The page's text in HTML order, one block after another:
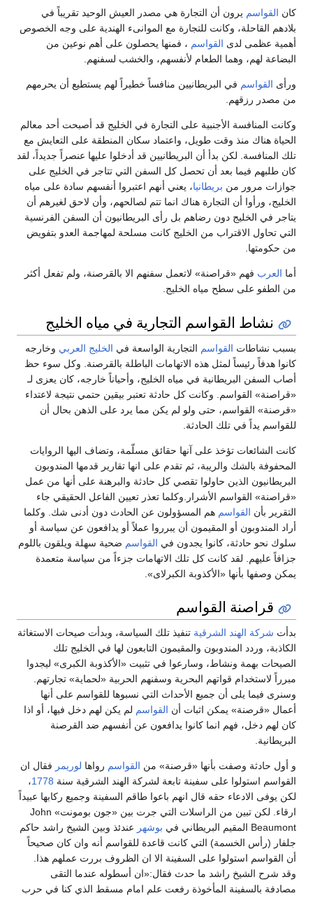
كان القواسم يرون أن التجارة هي مصدر العيش الوحيد تقريباً في
بلادهم القاحلة، وكانت للتجارة مع الموانىء الهندية على وجه الخصوص
أهمية عظمى لدى القواسم ، فمنها يحصلون على أهم نوعين من
البضاعة لهم، وهما الطعام لأنفسهم، والخشب لسفنهم.
ورأى القواسم في البريطانيين منافساً خطيراً لهم يستطيع أن يحرمهم
من مصدر رزقهم.
وكانت المنافسة الأجنبية على التجارة في الخليج قد أصبحت أحد معالم
الحياة هناك منذ وقت طويل، واعتماد سكان المنطقة على التعايش مع
تلك المنافسة. لكن بدأ أن البريطانيين قد أدخلوا عليها عنصراً جديداً، لقد
كان طلبهم فيما بعد أن تحصل كل السفن التي تتاجر في الخليج على
جوازات مرور من بريطانيا، يعني أنهم اعتبروا أنفسهم سادة على مياه
الخليج، ورأوا أن التجارة هناك انما تتم لصالحهم، وأن لاحق لغيرهم أن
يتاجر في الخليج دون رضاهم بل رأى البريطانيون أن السفن الفرنسية
التي تحاول الاقتراب من الخليج كانت مسلحة لمهاجمة العدو بتفويض
من حكومتها.
أما العرب فهم «قراصنة» لاتعمل سفنهم الا بالقرصنة، ولم تفعل أكثر
من الطفو على سطح مياه الخليج.
نشاط القواسم التجارية في مياه الخليج
بسبب نشاطات القواسم التجارية الواسعة في الخليج العربي وخارجه
كانوا هدفاً رئيساً لمثل هذه الاتهامات الباطلة بالقرصنة. وكل سوء حظ
أصاب السفن البريطانية في مياه الخليج، وأحياناً خارجه، كان يعزى لـ
«قراصنة» القواسم. وكانت كل حادثة تعتبر بيقين حتمي نتيجة لاعتداء
«قرصنة» القواسم، حتى ولو لم يكن مما يرد على الذهن بحال أن
للقواسم يداً في تلك الحادثة.
كانت الشائعات تؤخذ على آنها حقائق مسلّمة، وتضاف اليها الروايات
المحفوفة بالشك والريبة، ثم تقدم على انها تقارير قدمها المندوبون
البريطانيون الذين حاولوا تقصي كل حادثة والبرهنة على أنها من عمل
«قراصنة» القواسم الأشرار.وكلما تعذر تعيين الفاعل الحقيقي جاء
التقرير بأن القواسم هم المسؤولون عن الحادث دون أدنى شك. وكلما
أراد المندوبون أو المقيمون أن يبرروا عملاً أو يدافعون عن سياسة أو
سلوك نحو حادثة، كانوا يجدون في القواسم ضحية سهلة ويلقون باللوم
جزافاً عليهم. لقد كانت كل تلك الاتهامات جزءاً من سياسة متعمدة
يمكن وصفها بأنها «الأكذوبة الكبرلاى».
قراصنة القواسم
بدأت شركة الهند الشرقية تنفيذ تلك السياسة، وبدأت صيحات الاستغاثة
الكاذبة، وردد المندوبون والمقيمون التابعون لها في الخليج تلك
الصيحات بهمة ونشاط، وسارعوا في تثبيت «الأكذوبة الكبرى» ليجدوا
مبرراً لاستخدام قواتهم البحرية وسفنهم الحربية «لحماية» تجارتهم.
وسنرى فيما يلى أن جميع الأحداث التي نسبوها للقواسم على أنها
أعمال «قرصنة» يمكن اثبات أن القواسم لم يكن لهم دخل فيها، أو اذا
كان لهم دخل، فهم انما كانوا يدافعون عن أنفسهم ضد القرصنة
البريطانية.
و أول حادثة وصفت بأنها «قرصنة» من القواسم رواها لوريمر فقال ان
القواسم استولوا على سفينة تابعة لشركة الهند الشرقية سنة 1778،
لكن يوفى الادعاء حقه قال انهم باعوا طاقم السفينة وجميع ركابها عبيداً
ارقاء. لكن تبين من الراسلات التي جرت بين «جون بومونت» John
Beaumont المقيم البريطاني في
بوشهر عندئذ وبين الشيخ راشد حاكم
جلفار (رأس الخسمة) التي كانت قاعدة للقواسم أنه وان كان صحيحاً
أن القواسم استولوا على السفينة الا ان الظروف بررت عملهم هذا.
وقد شرح الشيخ راشد ما حدث فقال:«ان أسطوله عندما التقى
مصادفة بالسفينة المأخوذة رفعت علم امام مسقط الذي كنا في حرب